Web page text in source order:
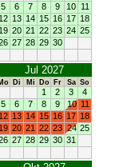
5
6 7 8 9 10 11
12 13 14 15 16 17 18
19 20 21 22 23 24 25
27 28 29 30
Jul 2027
Di Mi Do Fr Sa So
1 2 3
4
5
6 7 8 9 10 11
12 13 14 15 16 17 18
19 20 21 22 23 24 25
27 28 29 30 31